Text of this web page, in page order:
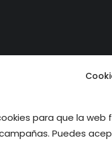
para que la web
Puedes